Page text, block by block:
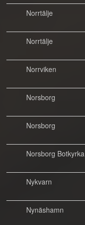
Norrtälje
Norrtälje
Norrviken
Norsborg
Norsborg
Norsborg Botkyrka
Nykvarn
Nynäshamn